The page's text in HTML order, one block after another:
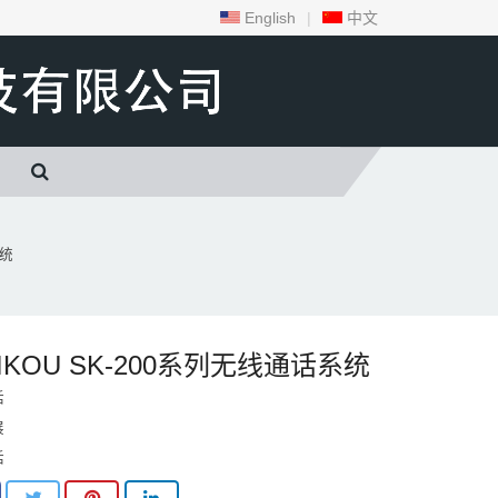
English | 中文
SK-200系列无线通话系统